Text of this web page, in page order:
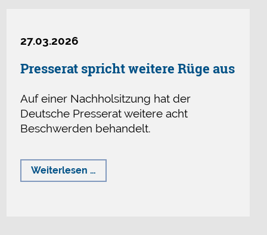
27.03.2026
Presserat spricht weitere Rüge aus
Auf einer Nachholsitzung hat der
Deutsche Presserat weitere acht
Beschwerden behandelt.
Weiterlesen …Presserat
spricht